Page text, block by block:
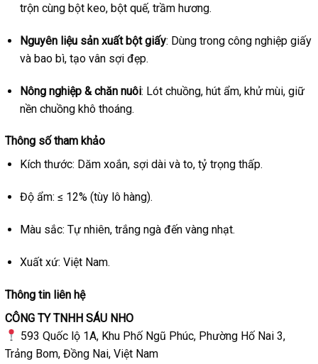
trộn cùng bột keo, bột quế, trầm hương.
Nguyên liệu sản xuất bột giấy: Dùng trong công nghiệp giấy
và bao bì, tạo vân sợi đẹp.
Nông nghiệp & chăn nuôi: Lót chuồng, hút ẩm, khử mùi, giữ
nền chuồng khô thoáng.
Thông số tham khảo
Kích thước: Dăm xoắn, sợi dài và to, tỷ trọng thấp.
Độ ẩm: ≤ 12% (tùy lô hàng).
Màu sắc: Tự nhiên, trắng ngà đến vàng nhạt.
Xuất xứ: Việt Nam.
Thông tin liên hệ
CÔNG TY TNHH SÁU NHO
593 Quốc lộ 1A, Khu Phố Ngũ Phúc, Phường Hố Nai 3,
Trảng Bom, Đồng Nai, Việt Nam